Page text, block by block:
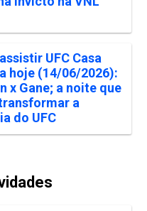
UFC Casa
hoje (14/06/2026):
x Gane; a noite que
a
do UFC